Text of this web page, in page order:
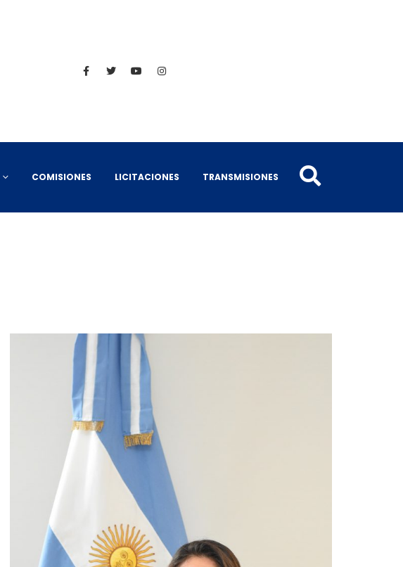
COMISIONES LICITACIONES TRANSMISIONES